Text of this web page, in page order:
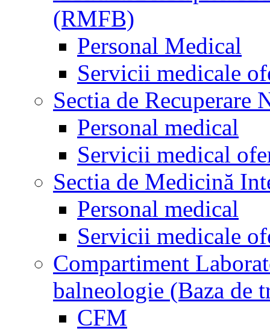
(RMFB)
Personal Medical
Servicii medicale
Sectia de Recuperare
Personal medical
Servicii medical
Sectia de Medicină
Personal medical
Servicii medicale
Compartiment
balneologie (Baza de
CFM